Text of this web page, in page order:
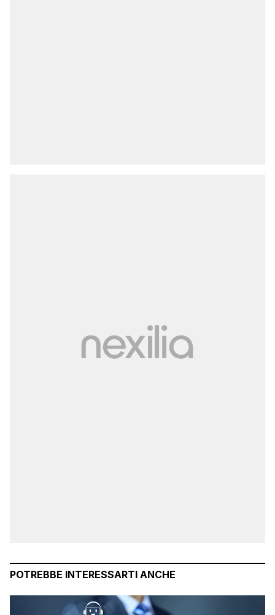
POTREBBE INTERESSARTI ANCHE